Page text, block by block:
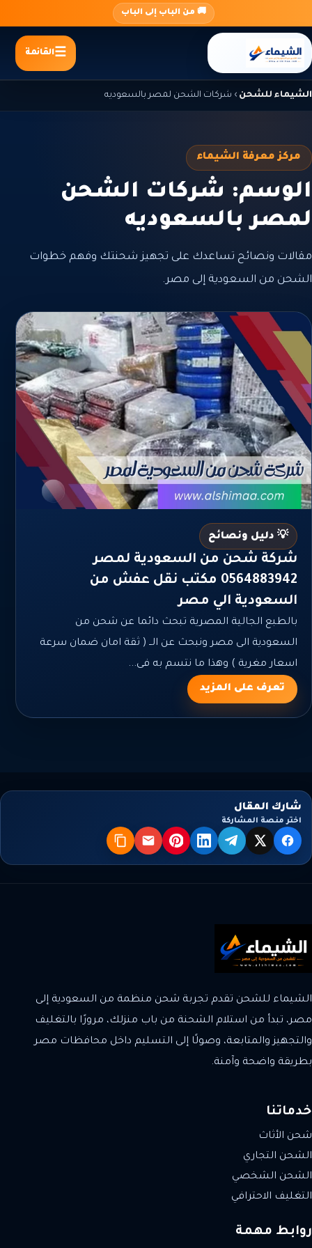
المحتوى
🚚 من الباب إلى الباب
القائمة
الشيماء للشحن › شركات الشحن لمصر بالسعوديه
مركز معرفة الشيماء
الوسم: شركات الشحن
لمصر بالسعوديه
مقالات ونصائح تساعدك على تجهيز شحنتك وفهم خطوات
الشحن من السعودية إلى مصر.
💡 دليل ونصائح
شركة شحن من السعودية لمصر
0564883942 مكتب نقل عفش من
السعودية الي مصر
بالطبع الجالية المصرية تبحث دائما عن شحن من
السعودية الى مصر ونبحث عن الــ ( ثقة امان ضمان سرعة
اسعار مغرية ) وهذا ما نتسم به فى...
تعرف على المزيد
شارك المقال
اختر منصة المشاركة
فيسبوك
X تيليجراملينكدإنبنترستالبريد نسخ
الشيماء للشحن تقدم تجربة شحن منظمة من السعودية إلى
مصر، تبدأ من استلام الشحنة من باب منزلك، مرورًا بالتغليف
والتجهيز والمتابعة، وصولًا إلى التسليم داخل محافظات مصر
بطريقة واضحة وآمنة.
خدماتنا
شحن الأثاث
الشحن التجاري
الشحن الشخصي
التغليف الاحترافي
روابط مهمة